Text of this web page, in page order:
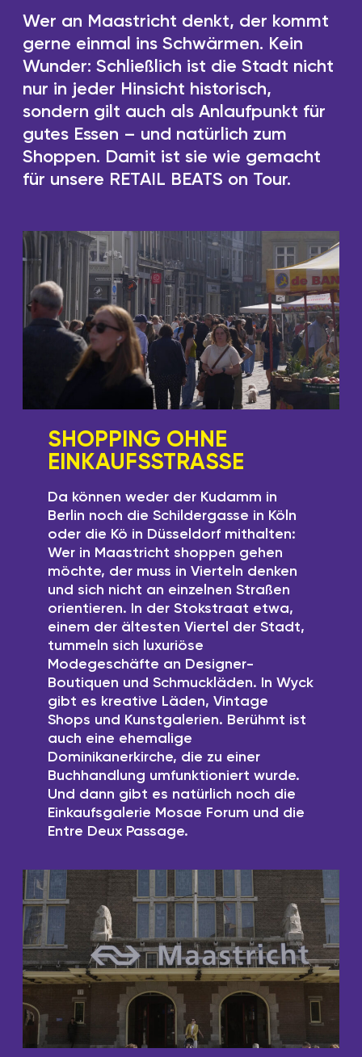
Wer an Maastricht denkt, der kommt
gerne einmal ins Schwärmen. Kein
Wunder: Schließlich ist die Stadt nicht
nur in jeder Hinsicht historisch,
sondern gilt auch als Anlaufpunkt für
gutes Essen – und natürlich zum
Shoppen. Damit ist sie wie gemacht
für unsere RETAIL BEATS on Tour.
SHOPPING OHNE
EINKAUFSSTRASSE
Da können weder der Kudamm in
Berlin noch die Schildergasse in Köln
oder die Kö in Düsseldorf mithalten:
Wer in Maastricht shoppen gehen
möchte, der muss in Vierteln denken
und sich nicht an einzelnen Straßen
orientieren. In der Stokstraat etwa,
einem der ältesten Viertel der Stadt,
tummeln sich luxuriöse
Modegeschäfte an Designer-
Boutiquen und Schmuckläden. In Wyck
gibt es kreative Läden, Vintage
Shops und Kunstgalerien. Berühmt ist
auch eine ehemalige
Dominikanerkirche, die zu einer
Buchhandlung umfunktioniert wurde.
Und dann gibt es natürlich noch die
Einkaufsgalerie Mosae Forum und die
Entre Deux Passage.